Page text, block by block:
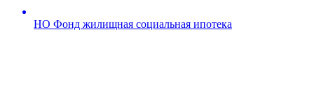
НО Фонд жилищная социальная ипотека